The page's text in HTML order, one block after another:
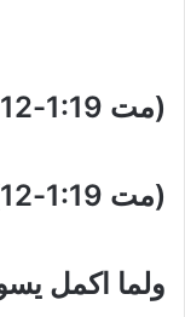
(مت 1:19-12 + مر 2:10-12)
(مت 1:19-12):-
ولما اكمل